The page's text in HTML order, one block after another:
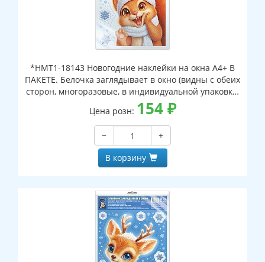
*НМТ1-18143 Новогодние наклейки на окна А4+ В
ПАКЕТЕ. Белочка заглядывает в окно (видны с обеих
сторон, многоразовые, в индивидуальной упаковке,
с европодвесом и клеевым клапаном)
Цена розн: 154₽
−
+
В корзину